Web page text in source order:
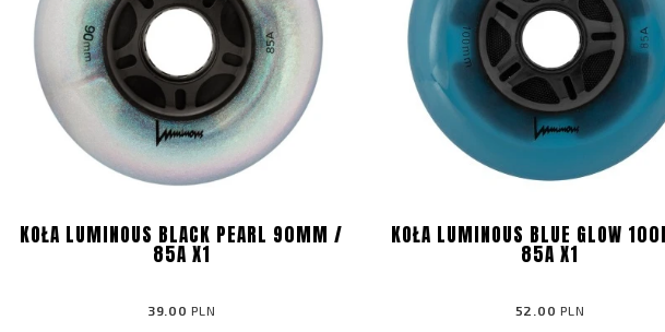
KOŁA LUMINOUS BLACK PEARL 90MM /
85A X1
39.00 PLN
KOŁA LUMINOUS BLUE GLOW
85A X1
52.00 PLN